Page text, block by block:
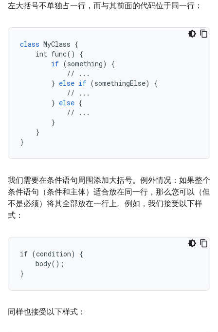
左大括号不单独占一行，而与其前面的代码位于同一行：
class MyClass {
int func() {
if (something) {
            // ...
        }
else if (somethingElse) {
            // ...
        }
else {
            // ...
        }
    }
}
我们需要在条件语句周围添加大括号。例外情况：如果整个
条件语句（条件和主体）适合放在同一行，那么您可以（但
不是必须）将其全部放在一行上。例如，我们接受以下样
式：
if (condition) {
    body();
}
同样也接受以下样式：